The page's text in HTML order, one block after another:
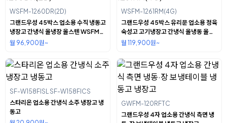
WSFM-1260DR(2D)
그랜드우성 45박스 업소용 수직 냉동고
냉장고 간냉식 올냉장 올스텐 WSFM-
1260DR(2D)
월 96,900원~
WSFM-1261RM(4G)
그랜드우성 45박스 유리문 업소용 정육
숙성고 고기냉장고 간냉식 올냉동 올스
텐 WSFM-1261RM(4G)
월 119,900원~
SF-W158FISL SF-W158FICS
스타리온 업소용 간냉식 소주 냉장고 냉
동고
GWFM-120RFTC
그랜드우성 4자 업소용 간냉식 측면 냉